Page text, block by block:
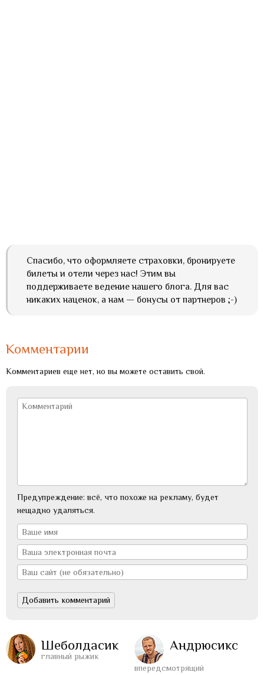
Спасибо, что оформляете страховки, бронируете
билеты и отели через нас! Этим вы
поддерживаете ведение нашего блога. Для вас
никаких наценок, а нам — бонусы от партнеров ;-)
Комментарии
Комментариев еще нет, но вы можете оставить свой.
Предупреждение: всё, что похоже на рекламу, будет
нещадно удаляться.
Шеболдасик
главный рыжик
Андрюсикс
впередсмотрящий